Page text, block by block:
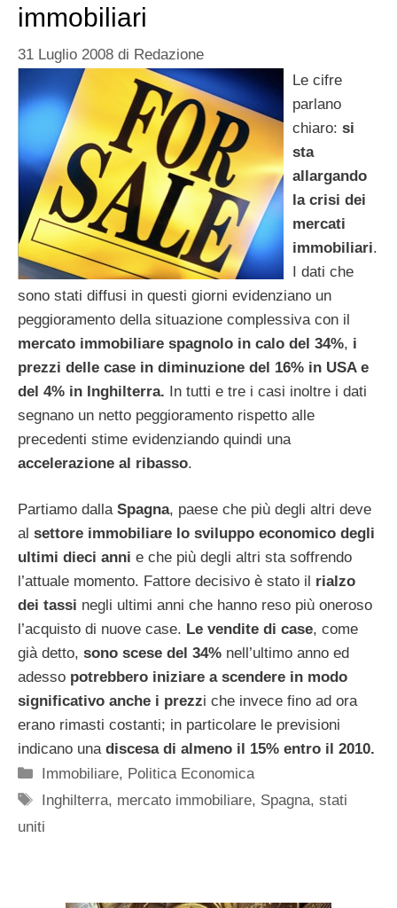
immobiliari
31 Luglio 2008 di Redazione
Le cifre
parlano
chiaro: si
sta
allargando
la crisi dei
mercati
immobiliari.
I dati che
sono stati diffusi in questi giorni evidenziano un
peggioramento della situazione complessiva con il
mercato immobiliare spagnolo in calo del 34%, i
prezzi delle case in diminuzione del 16% in USA e
del 4% in Inghilterra. In tutti e tre i casi inoltre i dati
segnano un netto peggioramento rispetto alle
precedenti stime evidenziando quindi una
accelerazione al ribasso.
Partiamo dalla Spagna, paese che più degli altri deve
al settore immobiliare lo sviluppo economico degli
ultimi dieci anni e che più degli altri sta soffrendo
l’attuale momento. Fattore decisivo è stato il rialzo
dei tassi negli ultimi anni che hanno reso più oneroso
l’acquisto di nuove case. Le vendite di case, come
già detto, sono scese del 34% nell’ultimo anno ed
adesso potrebbero iniziare a scendere in modo
significativo anche i prezzi che invece fino ad ora
erano rimasti costanti; in particolare le previsioni
indicano una discesa di almeno il 15% entro il 2010.
Categorie
Immobiliare, Politica Economica
Tag
Inghilterra, mercato immobiliare, Spagna,stati
uniti